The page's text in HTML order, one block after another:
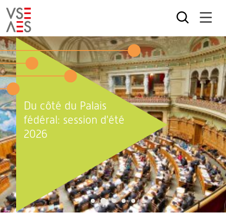
Aller
au
contenu
principal
Du côté du Palais
fédéral: session d'été
2026
1 2 3 4 5